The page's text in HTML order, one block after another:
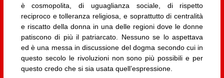
è cosmopolita, di uguaglianza sociale, di rispetto
reciproco e tolleranza religiosa, e soprattutto di centralità
e riscatto della donna in una delle regioni dove le donne
patiscono di più il patriarcato. Nessuno se lo aspettava
ed è una messa in discussione del dogma secondo cui in
questo secolo le rivoluzioni non sono più possibili e per
questo credo che si sia usata quell’espressione.